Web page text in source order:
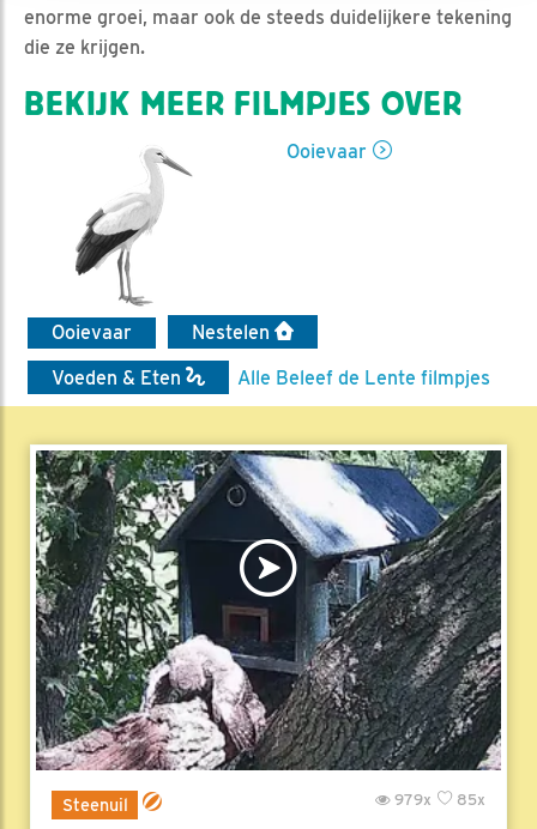
enorme groei, maar ook de steeds duidelijkere tekening
die ze krijgen.
BEKIJK MEER FILMPJES OVER
Ooievaar
Ooievaar
Nestelen
Voeden & Eten
Alle Beleef de Lente filmpjes
Steenuil 85x
979x